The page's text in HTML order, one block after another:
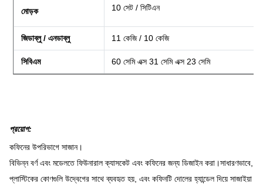
মোড়ক 10 সেট / সিটিএন
জিডাব্লু / এনডাব্লু 11 কেজি / 10 কেজি
সিবিএম 60 সেমি এক্স 31 সেমি এক্স 23 সেমি
প্রয়োগ:
কফিনের উপরিভাগে সাজান।
বিভিন্ন বর্ণ এবং মডেলতে ফিউনারাল ক্যাসকেট এবং কফিনের জন্য ডিজাইন করা।সাধারণভাবে,
প্লাস্টিকের কোণগুলি উদ্বেগের সাথে ব্যবহৃত হয়, এবং কফিনটি দোলের হ্যান্ডেল দিয়ে সাজাইয়া